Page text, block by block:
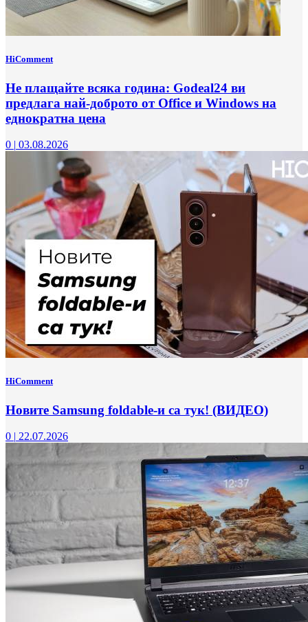
HiComment
Не плащайте всяка година: Godeal24 ви
предлага най-доброто от Office и Windows на
еднократна цена
0 | 03.08.2026
HiComment
Новите Samsung foldable-и са тук! (ВИДЕО)
0 | 22.07.2026